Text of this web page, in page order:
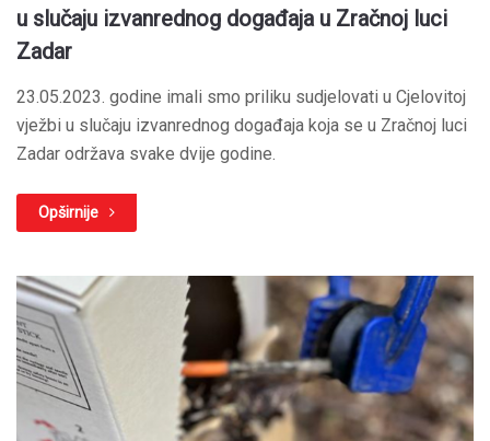
u slučaju izvanrednog događaja u Zračnoj luci
Zadar
23.05.2023. godine imali smo priliku sudjelovati u Cjelovitoj
vježbi u slučaju izvanrednog događaja koja se u Zračnoj luci
Zadar održava svake dvije godine.
Opširnije